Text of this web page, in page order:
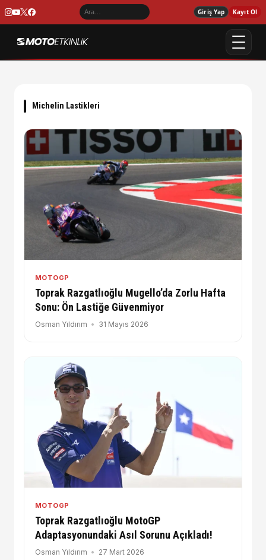
Giriş Yap Kayıt Ol
Michelin Lastikleri
MOTOGP
Toprak Razgatlıoğlu Mugello’da Zorlu Hafta
Sonu: Ön Lastiğe Güvenmiyor
Osman Yıldırım 31 Mayıs 2026
MOTOGP
Toprak Razgatlıoğlu MotoGP
Adaptasyonundaki Asıl Sorunu Açıkladı!
Osman Yıldırım 27 Mart 2026